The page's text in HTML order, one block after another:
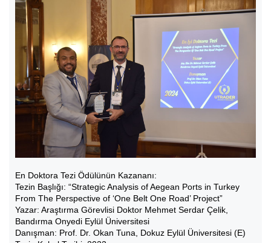
En Doktora Tezi Ödülünün Kazananı:
Tezin Başlığı: “Strategic Analysis of Aegean Ports in Turkey
From The Perspective of ‘One Belt One Road’ Project”
Yazar: Araştırma Görevlisi Doktor Mehmet Serdar Çelik,
Bandırma Onyedi Eylül Üniversitesi
Danışman: Prof. Dr. Okan Tuna, Dokuz Eylül Üniversitesi (E)